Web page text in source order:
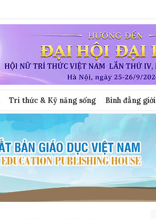
Tri thức & Kỹ năng sống Bình đẳng giới